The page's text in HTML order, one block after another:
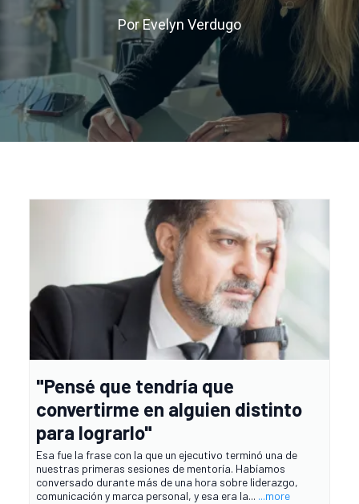
Por Evelyn Verdugo
"Pensé que tendría que
convertirme en alguien distinto
para lograrlo"
Esa fue la frase con la que un ejecutivo terminó una de
nuestras primeras sesiones de mentoría. Habíamos
conversado durante más de una hora sobre liderazgo,
comunicación y marca personal, y esa era la... ...more